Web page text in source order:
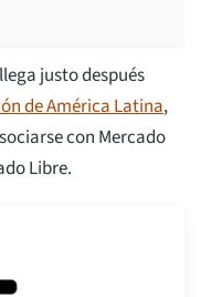
justo después
de América Latina,
con Mercado
Libre.